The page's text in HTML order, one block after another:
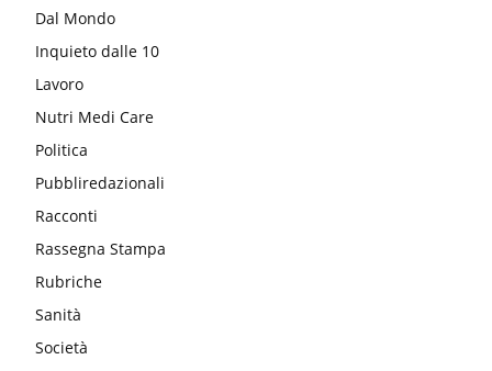
Dal Mondo
Inquieto dalle 10
Lavoro
Nutri Medi Care
Politica
Pubbliredazionali
Racconti
Rassegna Stampa
Rubriche
Sanità
Società